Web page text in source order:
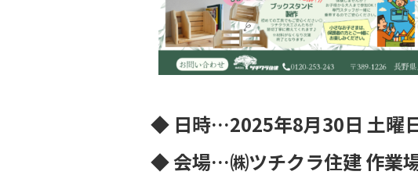
◆ 日時…2025年8月30日 土曜
◆ 会場…㈱ツチクラ住建 作業